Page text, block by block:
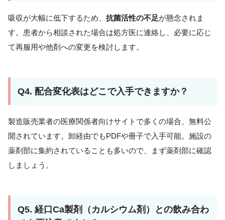
吸収が大幅に低下するため、 抗菌活性の不足が懸念されま
す。患者から相談された場合は処方医に連絡し、必要に応じ
て再服用や他剤への変更を検討します。
Q4. 配合変化表はどこで入手できますか？
製造販売業者の医療関係者向けサイトで多くの場合、無料公
開されています。卸経由でもPDFや冊子で入手可能。施設の
薬剤部に集約されていることも多いので、まず薬剤部に確認
しましょう。
Q5. 経口Ca製剤（カルシウム剤）との飲み合わ